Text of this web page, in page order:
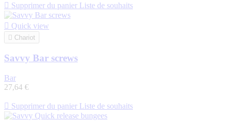
 Supprimer du panier Liste de souhaits
 Quick view
 Chariot
Savvy Bar screws
Bar
27,64 €
 Supprimer du panier Liste de souhaits